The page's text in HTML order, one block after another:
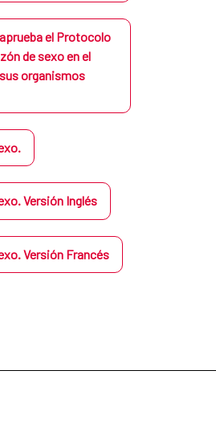
el Protocolo
de sexo en el
organismos
Versión Inglés
Versión Francés